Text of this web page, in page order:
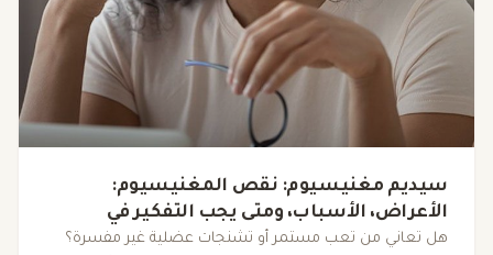
سيديم مغنيسيوم: نقص المغنيسيوم:
الأعراض، الأسباب، ومتى يجب التفكير في
المكملات
هل تعاني من تعب مستمر أو تشنجات عضلية غير مفسرة؟